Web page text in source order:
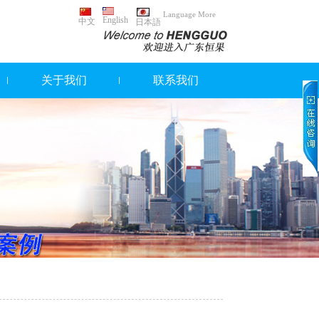
中文 English 日本語
Language More
关于我们 联系我们